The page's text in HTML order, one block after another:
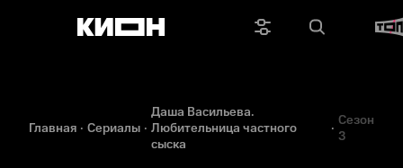
Главная Сериалы
Даша Васильева.
Любительница частного
сыска
Сезон
3